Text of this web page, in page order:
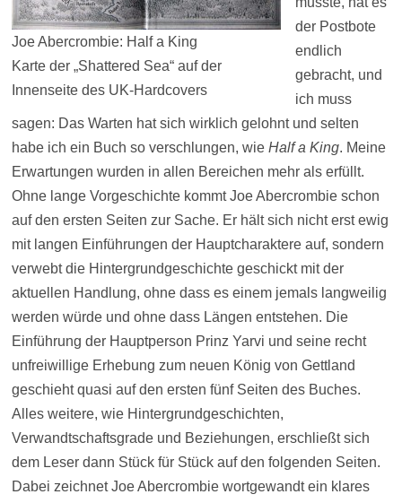
Joe Abercrombie: Half a King
Karte der „Shattered Sea“ auf der
Innenseite des UK-Hardcovers
der Postbote
endlich
gebracht, und
ich muss
sagen: Das Warten hat sich wirklich gelohnt und selten
habe ich ein Buch so verschlungen, wie Half a King. Meine
Erwartungen wurden in allen Bereichen mehr als erfüllt.
Ohne lange Vorgeschichte kommt Joe Abercrombie schon
auf den ersten Seiten zur Sache. Er hält sich nicht erst ewig
mit langen Einführungen der Hauptcharaktere auf, sondern
verwebt die Hintergrundgeschichte geschickt mit der
aktuellen Handlung, ohne dass es einem jemals langweilig
werden würde und ohne dass Längen entstehen. Die
Einführung der Hauptperson Prinz Yarvi und seine recht
unfreiwillige Erhebung zum neuen König von Gettland
geschieht quasi auf den ersten fünf Seiten des Buches.
Alles weitere, wie Hintergrundgeschichten,
Verwandtschaftsgrade und Beziehungen, erschließt sich
dem Leser dann Stück für Stück auf den folgenden Seiten.
Dabei zeichnet Joe Abercrombie wortgewandt ein klares